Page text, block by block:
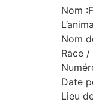
Nom
Nom
Race
Date
Lieu